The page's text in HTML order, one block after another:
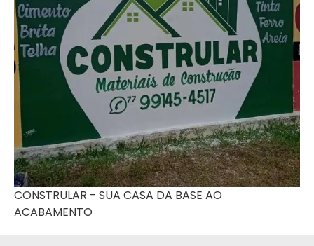
CONSTRULAR - SUA CASA DA BASE AO
ACABAMENTO